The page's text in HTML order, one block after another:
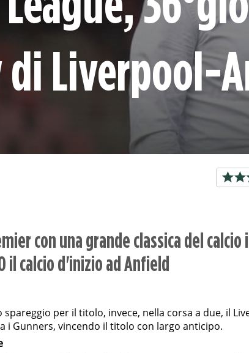
Liverpool-
con una grande classica del calcio
il calcio d'inizio ad Anfield
per il titolo, invece, nella corsa a due, il
i Gunners, vincendo il titolo con largo anticipo.